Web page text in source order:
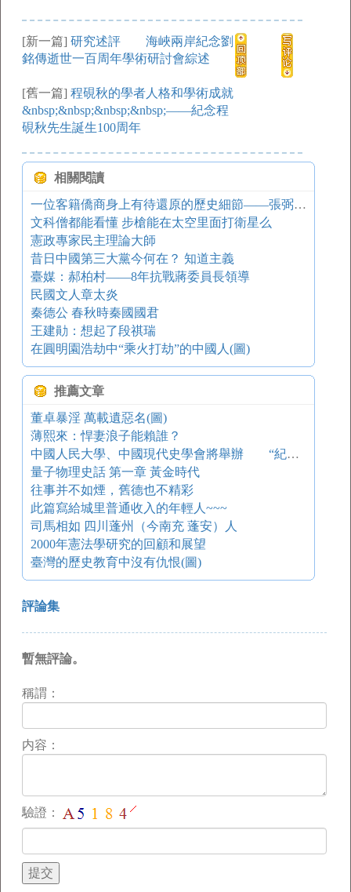
[新一篇] 研究述評 海峽兩岸紀念劉
銘傳逝世一百周年學術研討會綜述
[舊一篇] 程硯秋的學者人格和學術成就
&nbsp;&nbsp;&nbsp;&nbsp;——紀念程
硯秋先生誕生100周年
相關閱讀
一位客籍僑商身上有待還原的歷史細節——張弼士：成敗得失海國夢
文科僧都能看懂 步槍能在太空里面打衛星么
憲政專家民主理論大師
昔日中國第三大黨今何在？ 知道主義
臺媒：郝柏村——8年抗戰蔣委員長領導
民國文人章太炎
秦德公 春秋時秦國國君
王建勛：想起了段祺瑞
在圓明園浩劫中“乘火打劫”的中國人(圖)
推薦文章
董卓暴淫 萬載遺惡名(圖)
薄熙來：悍妻浪子能賴誰？
中國人民大學、中國現代史學會將舉辦 “紀念中國抗日戰爭勝利５０周年國際學術討論會”
量子物理史話 第一章 黃金時代
往事并不如煙，舊德也不精彩
此篇寫給城里普通收入的年輕人~~~
司馬相如 四川蓬州（今南充 蓬安）人
2000年憲法學研究的回顧和展望
臺灣的歷史教育中沒有仇恨(圖)
評論集
暫無評論。
稱謂：
内容：
驗證：